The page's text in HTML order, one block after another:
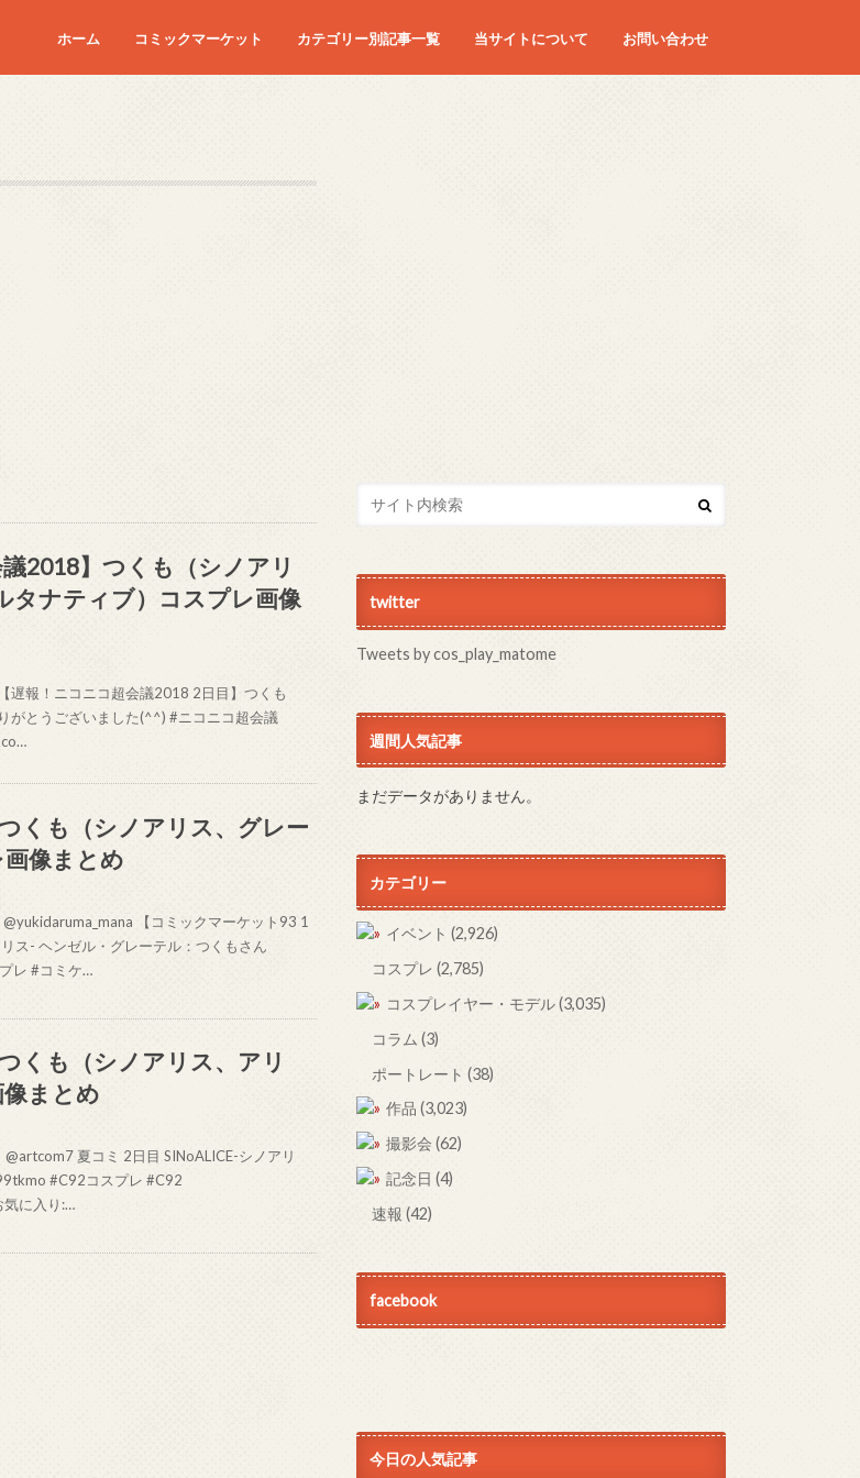
ホーム コミックマーケット
コミケC90
コミケC91
コミケC92
コミケC93
コミケC94
コミケC95
カテゴリー別記事一覧 当サイトについて お問い合わせ
議2018】つくも（シノアリ
タナティブ）コスプレ画像
遅報！ニコニコ超会議2018 2日目】つくも
がとうございました(^^) #ニコニコ超会議
つくも（シノアリス、グレー
像まとめ
【コミックマーケット93 1
ス- ヘンゼル・グレーテル：つくもさん
レ #コミケ…
くも（シノアリス、アリ
まとめ
夏コミ 2日目 SINoALICE-シノアリ
#C92コスプレ #C92
に入り:…
twitter
Tweets by cos_play_matome
週間人気記事
まだデータがありません。
カテゴリー
イベント (2,926)
コスプレ (2,785)
コスプレイヤー・モデル(3,035)
コラム (3)
ポートレート (38)
作品 (3,023)
撮影会 (62)
記念日 (4)
速報 (42)
facebook
今日の人気記事